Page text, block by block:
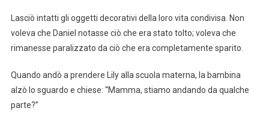
Lasciò intatti gli oggetti decorativi della loro vita condivisa. Non
voleva che Daniel notasse ciò che era stato tolto; voleva che
rimanesse paralizzato da ciò che era completamente sparito.
Quando andò a prendere Lily alla scuola materna, la bambina
alzò lo sguardo e chiese: “Mamma, stiamo andando da qualche
parte?”